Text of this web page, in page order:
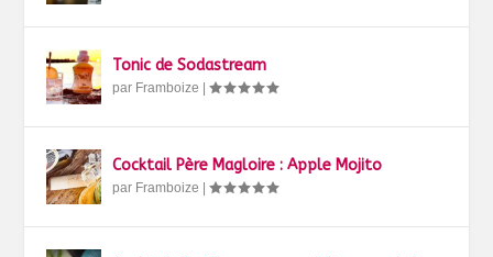
Tonic de Sodastream
par Framboize |
Cocktail Père Magloire : Apple Mojito
par Framboize |